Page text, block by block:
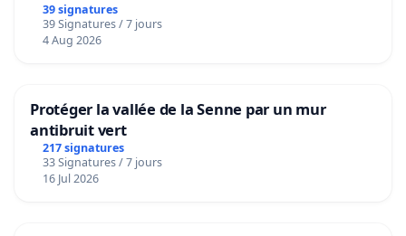
39 signatures
39 Signatures / 7 jours
4 Aug 2026
Protéger la vallée de la Senne par un mur
antibruit vert
217 signatures
33 Signatures / 7 jours
16 Jul 2026